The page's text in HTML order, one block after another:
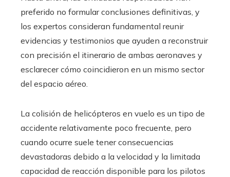
preferido no formular conclusiones definitivas, y
los expertos consideran fundamental reunir
evidencias y testimonios que ayuden a reconstruir
con precisión el itinerario de ambas aeronaves y
esclarecer cómo coincidieron en un mismo sector
del espacio aéreo.
La colisión de helicópteros en vuelo es un tipo de
accidente relativamente poco frecuente, pero
cuando ocurre suele tener consecuencias
devastadoras debido a la velocidad y la limitada
capacidad de reacción disponible para los pilotos